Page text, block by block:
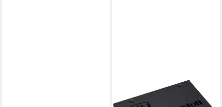
A400 interne SSD (960 GB)